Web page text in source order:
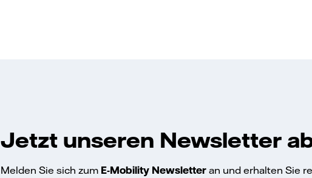
Jetzt unseren Newsletter
Melden Sie sich zum E-Mobility Newsletter an und erhalten Sie